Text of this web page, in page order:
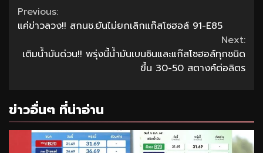
Continue
Reading
Previous:
แค่ข่าวลวง!! สกนช.ยันไม่ยกเลิกแก๊สโซฮอล์ 91-E85
Next:
เติมน้ำมันด่วน!! พรุ่งนี้น้ำมันเบนซินและแก๊สโซฮอล์ทุกชนิด
ขึ้น 30-50 สตางค์ต่อลิตร
ข่าวอื่นๆ ที่น่าอ่าน